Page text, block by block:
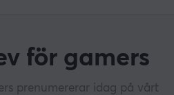
för gamers
prenumererar idag på vårt